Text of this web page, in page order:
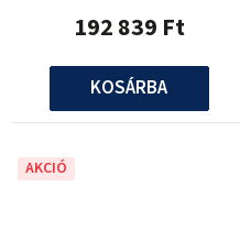
192 839 Ft
KOSÁRBA
AKCIÓ